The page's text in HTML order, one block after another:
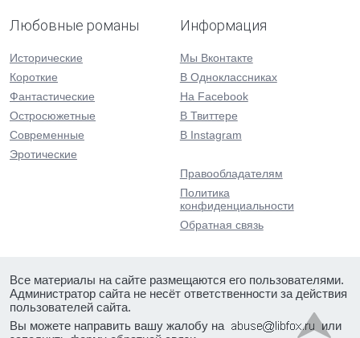
Любовные романы
Исторические
Короткие
Фантастические
Остросюжетные
Современные
Эротические
Информация
Мы Вконтакте
В Одноклассниках
На Facebook
В Твиттере
В Instagram
Правообладателям
Политика
конфиденциальности
Обратная связь
Все материалы на сайте размещаются его пользователями.
Администратор сайта не несёт ответственности за действия
пользователей сайта.
Вы можете направить вашу жалобу на
или